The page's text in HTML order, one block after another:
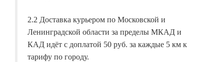
2.2 Доставка курьером по Московской и
Ленинградской области за пределы МКАД и
КАД идёт с доплатой 50 руб. за каждые 5 км к
тарифу по городу.